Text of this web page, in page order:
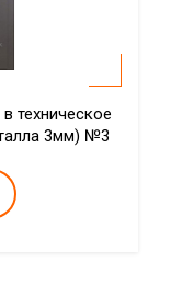
техническое
3мм) №3